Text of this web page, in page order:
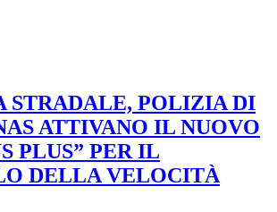
STRADALE, POLIZIA DI
ATTIVANO IL NUOVO
PLUS” PER IL
DELLA VELOCITÀ